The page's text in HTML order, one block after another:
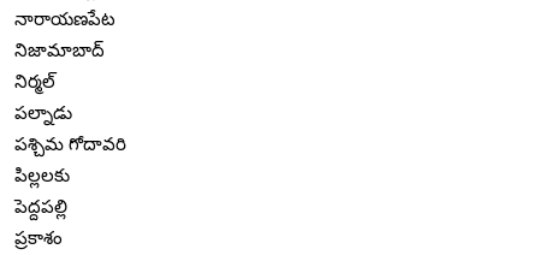
నారాయణపేట
నిజామాబాద్
నిర్మల్
పల్నాడు
పశ్చిమ గోదావరి
పిల్లలకు
పెద్దపల్లి
ప్రకాశం